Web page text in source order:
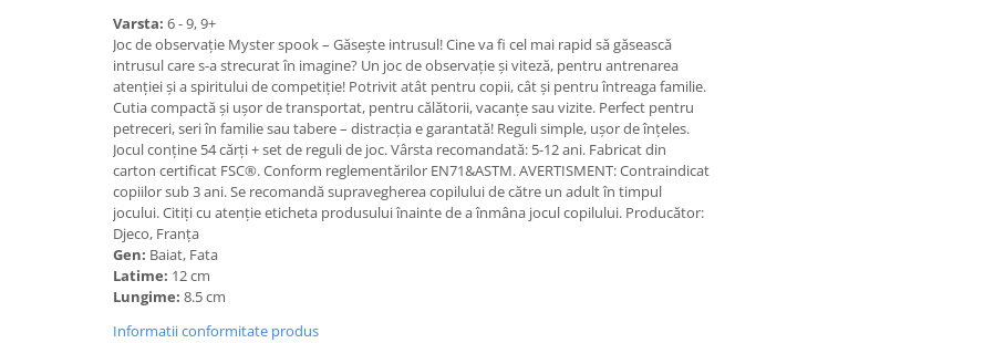
Varsta: 6 - 9, 9+
Joc de observație Myster spook – Găsește intrusul! Cine va fi cel mai rapid să găsească
intrusul care s-a strecurat în imagine? Un joc de observație și viteză, pentru antrenarea
atenției și a spiritului de competiție! Potrivit atât pentru copii, cât și pentru întreaga familie.
Cutia compactă și ușor de transportat, pentru călătorii, vacanțe sau vizite. Perfect pentru
petreceri, seri în familie sau tabere – distracția e garantată! Reguli simple, ușor de înțeles.
Jocul conţine 54 cărți + set de reguli de joc. Vârsta recomandată: 5-12 ani. Fabricat din
carton certificat FSC®. Conform reglementărilor EN71&ASTM. AVERTISMENT: Contraindicat
copiilor sub 3 ani. Se recomandă supravegherea copilului de către un adult în timpul
jocului. Citiți cu atenție eticheta produsului înainte de a înmâna jocul copilului. Producător:
Djeco, Franța
Gen: Baiat, Fata
Latime: 12 cm
Lungime: 8.5 cm
Informatii conformitate produs